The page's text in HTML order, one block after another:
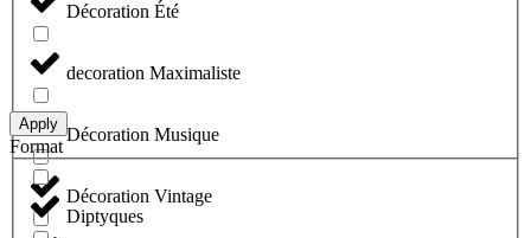
Décoration Été
decoration Maximaliste
Décoration Musique
Décoration Vintage
Apply
Format
Diptyques